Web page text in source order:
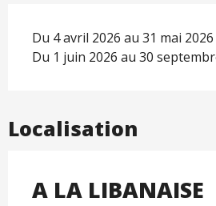
Du 4 avril 2026 au 31 mai 2026
Du 1 juin 2026 au 30
Localisation
A LA LIBANAISE